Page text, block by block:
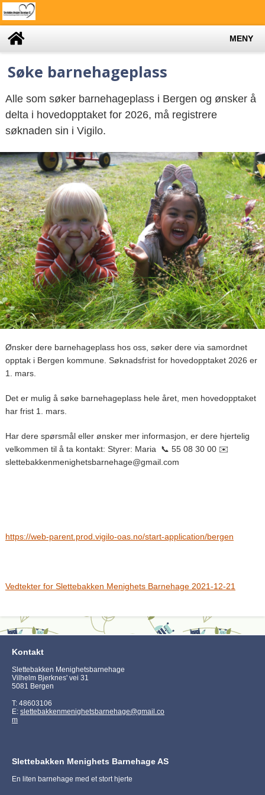
MENY
Søke barnehageplass
Alle som søker barnehageplass i Bergen og ønsker å
delta i hovedopptaket for 2026, må registrere
søknaden sin i Vigilo.
Ønsker dere barnehageplass hos oss, søker dere via samordnet
opptak i Bergen kommune. Søknadsfrist for hovedopptaket 2026 er
1. mars.
Det er mulig å søke barnehageplass hele året, men hovedopptaket
har frist 1. mars.
Har dere spørsmål eller ønsker mer informasjon, er dere hjertelig
velkommen til å ta kontakt: Styrer: Maria 📞 55 08 30 00 ✉️
slettebakkenmenighetsbarnehage@gmail.com
https://web-parent.prod.vigilo-oas.no/start-application/bergen
Vedtekter for Slettebakken Menighets Barnehage 2021-12-21
Kontakt
Slettebakken Menighetsbarnehage
Vilhelm Bjerknes' vei 31
5081 Bergen
T: 48603106
E: slettebakkenmenighetsbarnehage@gmail.co
m
Slettebakken Menighets Barnehage AS
En liten barnehage med et stort hjerte